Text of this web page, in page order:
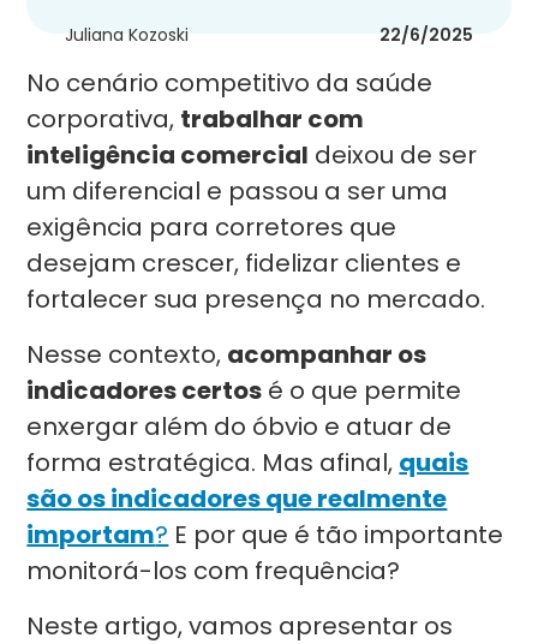
Juliana Kozoski 22/6/2025
No cenário competitivo da saúde
corporativa, trabalhar com
inteligência comercial deixou de ser
um diferencial e passou a ser uma
exigência para corretores que
desejam crescer, fidelizar clientes e
fortalecer sua presença no mercado.
Nesse contexto, acompanhar os
indicadores certos é o que permite
enxergar além do óbvio e atuar de
forma estratégica. Mas afinal, quais
são os indicadores que realmente
importam? E por que é tão importante
monitorá-los com frequência?
Neste artigo, vamos apresentar os